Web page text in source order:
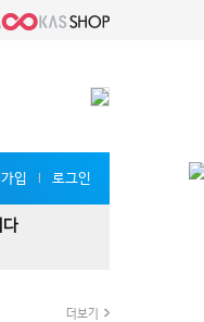
입 l 로그인
다
더보기